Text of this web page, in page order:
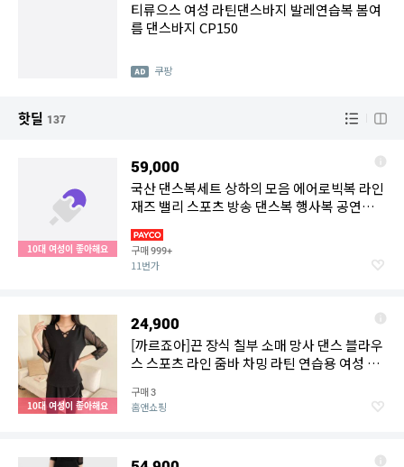
티류으스 여성 라틴댄스바지 발레연습복 봄여
름 댄스바지 CP150
쿠팡
핫딜 137
10대 여성이 좋아해요
59,000
국산 댄스복세트 상하의 모음 에어로빅복 라인
재즈 밸리 스포츠 방송 댄스복 행사복 공연복
구매999+
11번가
10대 여성이 좋아해요
24,900
[까르죠아]끈 장식 칠부 소매 망사 댄스 블라우
스 스포츠 라인 줌바 차밍 라틴 연습용 여성 댄
구매3
홈앤쇼핑